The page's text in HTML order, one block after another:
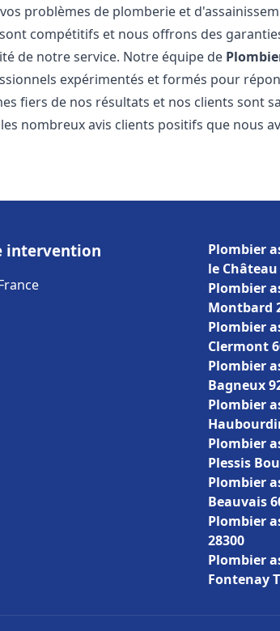
problèmes de plomberie et
compétitifs et nous offrons des
de notre service. Notre équipe de
expérimentés et formés pour
fiers de nos résultats et nos clients sont
nombreux avis clients positifs que nous
intervention
Plombier
le Château
Plombier
Montbard
Plombier
Clermont
Plombier
Bagneux
Plombier
Plombier
Plessis
Plombier
Beauvais
Plombier
28300
Plombier
Fontenay